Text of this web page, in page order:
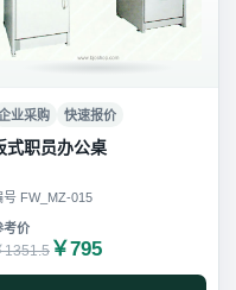
业采购 快速报价
式职员办公桌
号 FW_MZ-015
1351.5 ￥795